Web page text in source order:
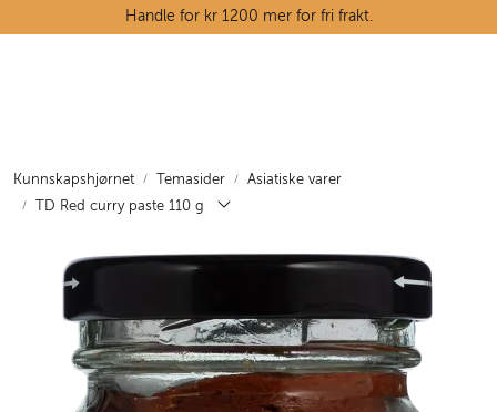
Skip to main contentHandle for kr 1200 mer for fri frakt.
Kunnskapshjørnet Temasider
Asiatiske varer
TD Red curry paste 110 g
Tørrvarehylla
Grøntavdelingen
Oppskrifter
Kunnskapshjørnet